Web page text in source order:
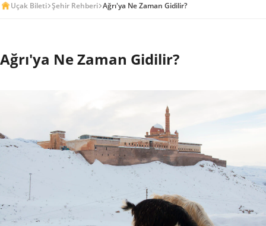
Uçak Bileti Şehir Rehberi Ağrı'ya Ne Zaman Gidilir?
Ağrı'ya Ne Zaman Gidilir?